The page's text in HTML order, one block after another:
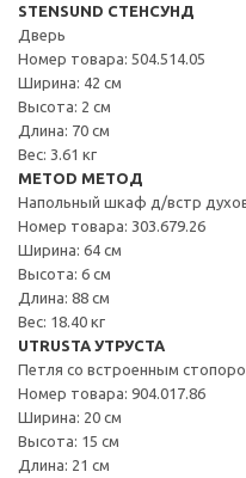
STENSUND СТЕНСУНД
Дверь
Номер товара: 504.514.05
Ширина: 42 см
Высота: 2 см
Длина: 70 см
Вес: 3.61 кг
METOD МЕТОД
Напольный шкаф д/встр
Номер товара: 303.679.26
Ширина: 64 см
Высота: 6 см
Длина: 88 см
Вес: 18.40 кг
UTRUSTA УТРУСТА
Петля со встроенным
Номер товара: 904.017.86
Ширина: 20 см
Высота: 15 см
Длина: 21 см